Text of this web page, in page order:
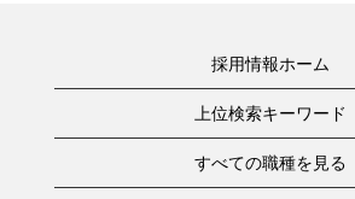
採用情報ホーム
上位検索キーワード
すべての職種を見る